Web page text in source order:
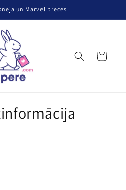
un Marvel preces
Grozs